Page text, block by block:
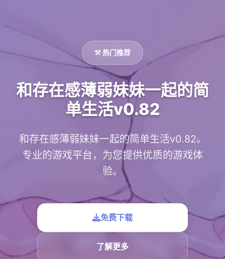
⚒️ 热门推荐
和存在感薄弱妹妹一起的简
单生活v0.82
和存在感薄弱妹妹一起的简单生活v0.82。
专业的游戏平台，为您提供优质的游戏体
验。
免费下载
了解更多